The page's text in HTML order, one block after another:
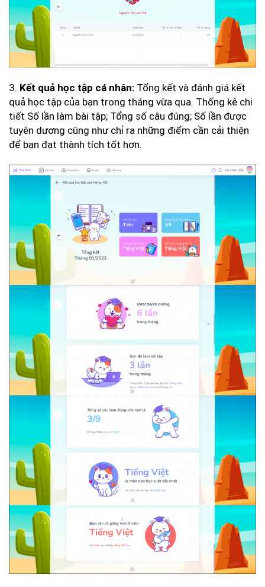
3. Kết quả học tập cá nhân: Tổng kết và đánh giá kết
quả học tập của bạn trong tháng vừa qua. Thống kê chi
tiết Số lần làm bài tập; Tổng số câu đúng; Số lần được
tuyên dương cũng như chỉ ra những điểm cần cải thiện
để bạn đạt thành tích tốt hơn.